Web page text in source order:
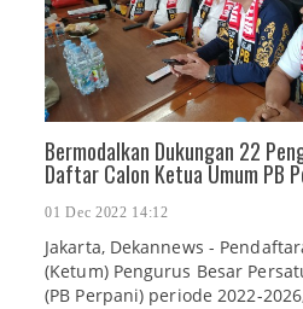
Bermodalkan Dukungan 22
Daftar Calon Ketua Umum PB
01 Dec 2022 14:12
Jakarta, Dekannews -
(Ketum) Pengurus Besar
(PB Perpani) periode 2022-